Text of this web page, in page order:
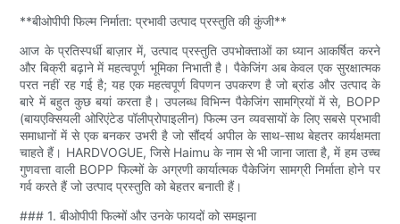
**बीओपीपी फिल्म निर्माता: प्रभावी उत्पाद प्रस्तुति की कुंजी**
आज के प्रतिस्पर्धी बाज़ार में, उत्पाद प्रस्तुति उपभोक्ताओं का ध्यान आकर्षित करने
और बिक्री बढ़ाने में महत्वपूर्ण भूमिका निभाती है। पैकेजिंग अब केवल एक सुरक्षात्मक
परत नहीं रह गई है; यह एक महत्वपूर्ण विपणन उपकरण है जो ब्रांड और उत्पाद के
बारे में बहुत कुछ बयां करता है। उपलब्ध विभिन्न पैकेजिंग सामग्रियों में से, BOPP
(बायएक्सियली ओरिएंटेड पॉलीप्रोपाइलीन) फिल्म उन व्यवसायों के लिए सबसे प्रभावी
समाधानों में से एक बनकर उभरी है जो सौंदर्य अपील के साथ-साथ बेहतर कार्यक्षमता
चाहते हैं। HARDVOGUE, जिसे Haimu के नाम से भी जाना जाता है, में हम उच्च
गुणवत्ता वाली BOPP फिल्मों के अग्रणी कार्यात्मक पैकेजिंग सामग्री निर्माता होने पर
गर्व करते हैं जो उत्पाद प्रस्तुति को बेहतर बनाती हैं।
### 1. बीओपीपी फिल्मों और उनके फायदों को समझना